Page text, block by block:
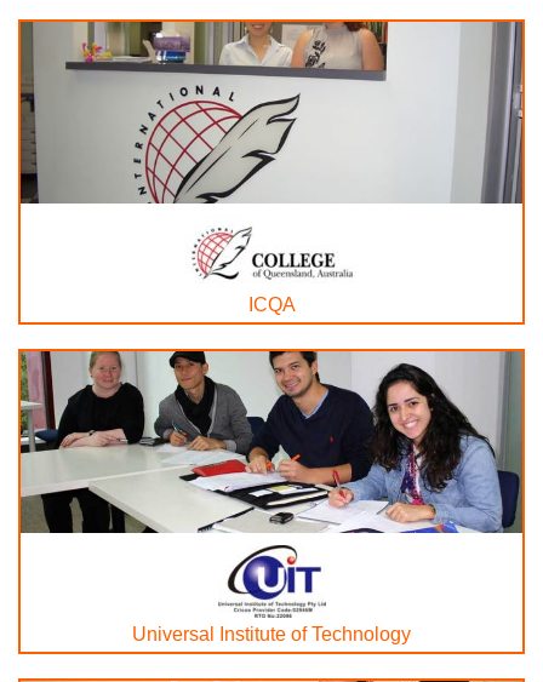
ICQA
Universal Institute of Technology